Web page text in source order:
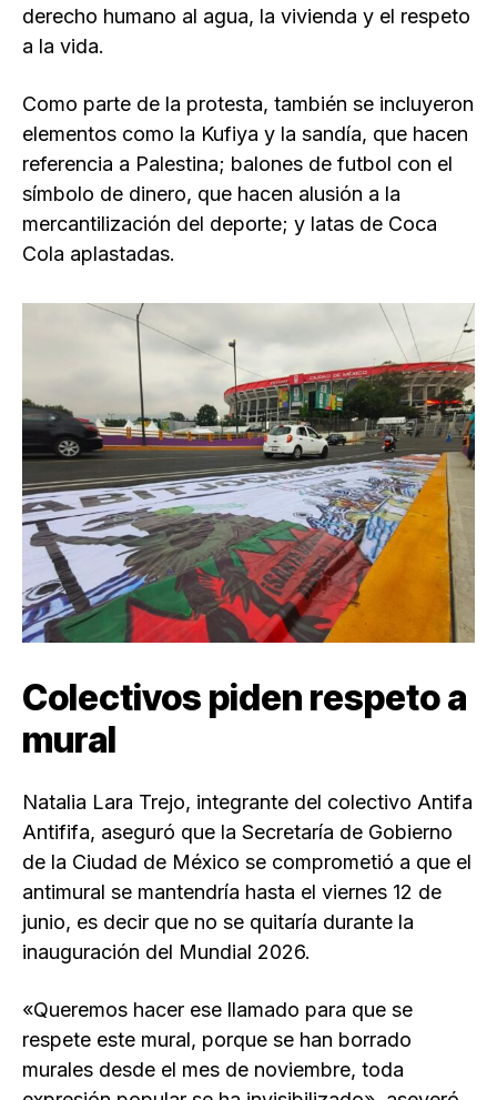
derecho humano al agua, la vivienda y el respeto
a la vida.
Como parte de la protesta, también se incluyeron
elementos como la Kufiya y la sandía, que hacen
referencia a Palestina; balones de futbol con el
símbolo de dinero, que hacen alusión a la
mercantilización del deporte; y latas de Coca
Cola aplastadas.
Colectivos piden respeto a
mural
Natalia Lara Trejo, integrante del colectivo Antifa
Antififa, aseguró que la Secretaría de Gobierno
de la Ciudad de México se comprometió a que el
antimural se mantendría hasta el viernes 12 de
junio, es decir que no se quitaría durante la
inauguración del Mundial 2026.
«Queremos hacer ese llamado para que se
respete este mural, porque se han borrado
murales desde el mes de noviembre, toda